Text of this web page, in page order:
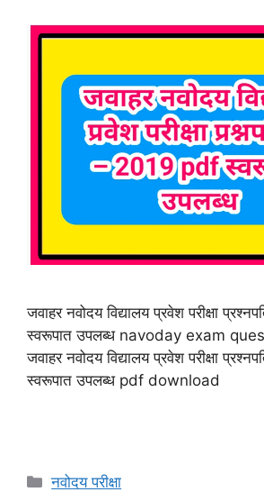
जवाहर नवोदय विद्यालय प्रवेश परीक्षा
स्वरूपात उपलब्ध navoday exam
जवाहर नवोदय विद्यालय प्रवेश परीक्षा
स्वरूपात उपलब्ध pdf download
Categories
नवोदय परीक्षा